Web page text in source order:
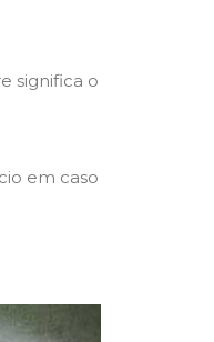
significa o
em caso